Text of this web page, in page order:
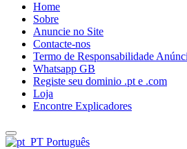
Home
Sobre
Anuncie no Site
Contacte-nos
Termo de Responsabilidade
Whatsapp GB
Registe seu dominio .pt e .com
Loja
Encontre Explicadores
Português